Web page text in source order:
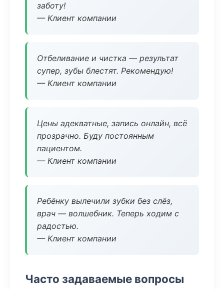
заботу!
— Клиент компании
Отбеливание и чистка — результат
супер, зубы блестят. Рекомендую!
— Клиент компании
Цены адекватные, запись онлайн, всё
прозрачно. Буду постоянным
пациентом.
— Клиент компании
Ребёнку вылечили зубки без слёз,
врач — волшебник. Теперь ходим с
радостью.
— Клиент компании
Часто задаваемые вопросы